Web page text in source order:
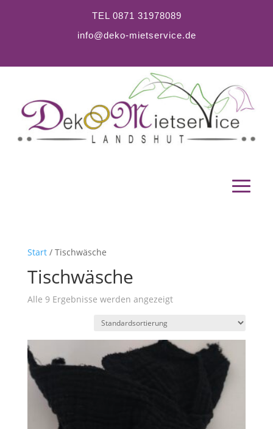
TEL 0871 31978089
info@deko-mietservice.de
Start/ Tischwäsche
Tischwäsche
Alle 9 Ergebnisse werden angezeigt